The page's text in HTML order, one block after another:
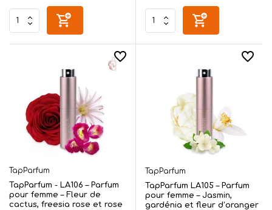
TapParfum
TapParfum - LA106 – Parfum
pour femme – Fleur de
cactus, freesia rose et rose
TapParfum
TapParfum LA105 – Parfum
pour femme – Jasmin,
gardénia et fleur d’oranger